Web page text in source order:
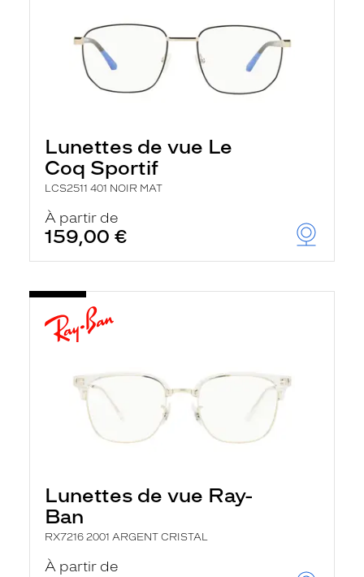
Lunettes de vue Le
Coq Sportif
LCS2511 401 NOIR MAT
À partir de
159,00 €
Lunettes de vue Ray-
Ban
RX7216 2001 ARGENT CRISTAL
À partir de